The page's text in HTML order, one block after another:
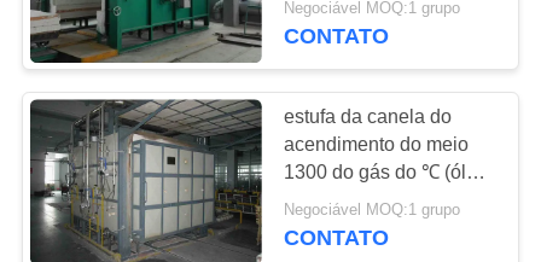
SITE
PRIVACY
POLICY
Negociável MOQ:1 grupo
CONTATO
estufa da canela do
acendimento do meio
1300 do gás do ℃ (óleo)
e da baixa temperatura
Negociável MOQ:1 grupo
CONTATO